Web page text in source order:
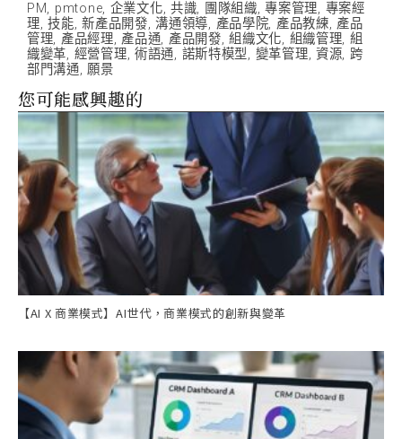
PM, pmtone, 企業文化,共識, 團隊組織,專案管理, 專案經
理,技能,新產品開發,溝通領導, 產品學院, 產品教練, 產品
管理, 產品經理, 產品通, 產品開發,組織文化, 組織管理, 組
織變革, 經營管理, 術語通, 諾斯特模型, 變革管理, 資源, 跨
部門溝通,願景
您可能感興趣的
【AI X 商業模式】AI世代，商業模式的創新與變革